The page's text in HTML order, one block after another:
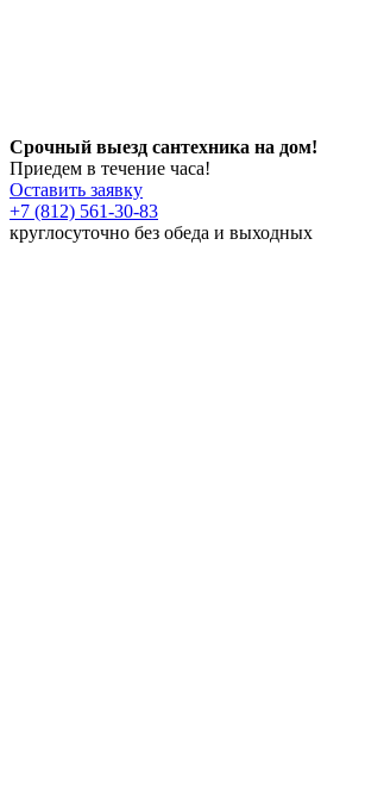
Срочный выезд сантехника на дом!
Приедем в течение часа!
Оставить заявку
+7 (812) 561-30-83
круглосуточно без обеда и выходных